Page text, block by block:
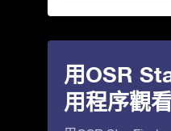
用OSR
用程序觀